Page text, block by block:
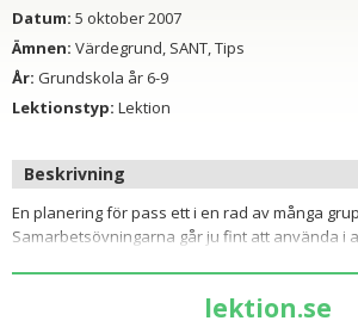
Datum: 5 oktober 2007
Ämnen: Värdegrund, SANT, Tips
År: Grundskola år 6-9
Lektionstyp: Lektion
Beskrivning
En planering för pass ett i en rad av många
Samarbetsövningarna går ju fint att använda i
lektion.se